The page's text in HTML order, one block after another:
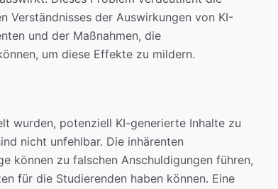
Verständnisses der Auswirkungen von KI-
und der Maßnahmen, die
um diese Effekte zu mildern.
wurden, potenziell KI-generierte Inhalte zu
nicht unfehlbar. Die inhärenten
können zu falschen Anschuldigungen führen,
für die Studierenden haben können. Eine